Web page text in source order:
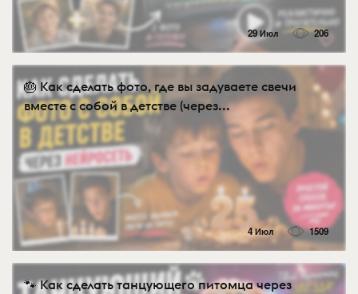
29 Июл 206
🎂 Как сделать фото, где вы задуваете свечи
вместе с собой в детстве (через...
4 Июл 1509
🐾 Как сделать танцующего питомца через